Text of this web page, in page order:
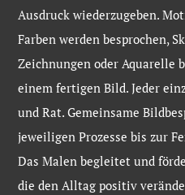
Ausdruck wiederzugeben.
Farben werden besprochen,
Zeichnungen oder Aquarelle
einem fertigen Bild. Jeder
und Rat. Gemeinsame
jeweiligen Prozesse bis zur
Das Malen begleitet und
die den Alltag positiv